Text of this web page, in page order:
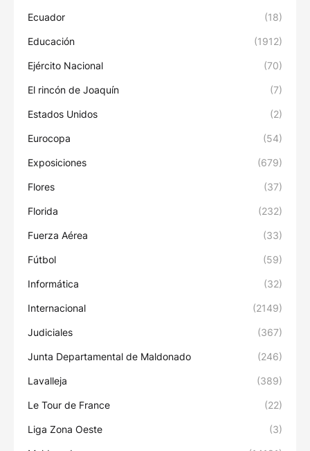
Ecuador (18)
Educación (1912)
Ejército Nacional (70)
El rincón de Joaquín (7)
Estados Unidos (2)
Eurocopa (54)
Exposiciones (679)
Flores (37)
Florida (232)
Fuerza Aérea (33)
Fútbol (59)
Informática (32)
Internacional (2149)
Judiciales (367)
Junta Departamental de Maldonado (246)
Lavalleja (389)
Le Tour de France (22)
Liga Zona Oeste (3)